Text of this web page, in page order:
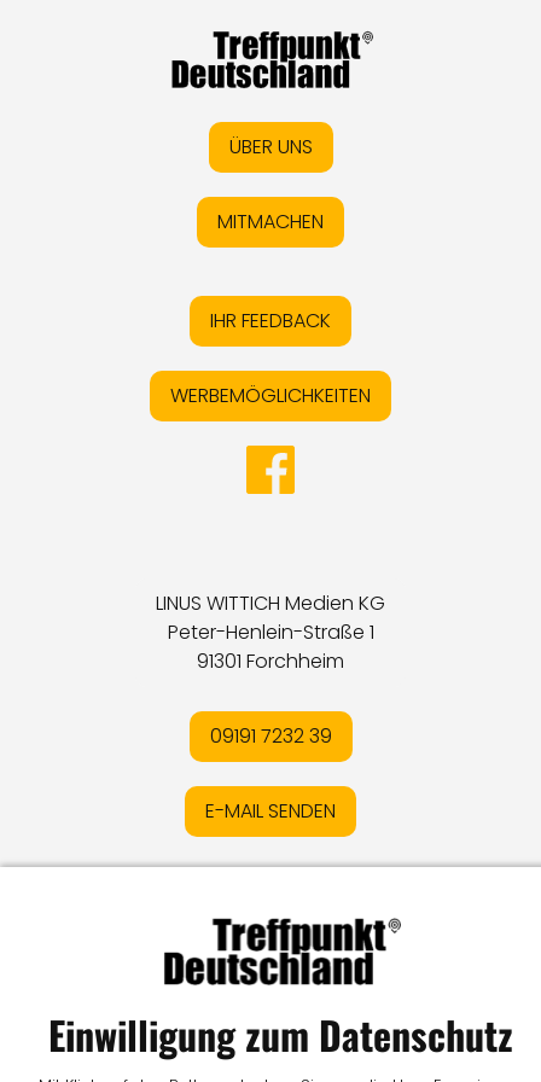
ÜBER UNS
MITMACHEN
IHR FEEDBACK
WERBEMÖGLICHKEITEN
LINUS WITTICH Medien KG
Peter-Henlein-Straße 1
91301 Forchheim
09191 7232 39
E-MAIL SENDEN
DatenschutzIOnline-Streitschlichtung
Mediadaten IKontaktIVertrag widerrufen
Einwilligung zum Datenschutz